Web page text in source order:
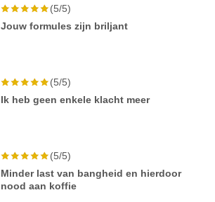
(5/5)
Jouw formules zijn briljant
(5/5)
Ik heb geen enkele klacht meer
(5/5)
Minder last van bangheid en hierdoor
nood aan koffie